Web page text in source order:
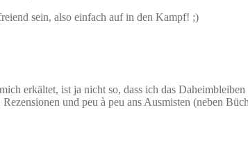
sein, also einfach auf in den Kampf! ;)
erkältet, ist ja nicht so, dass ich das
und peu à peu ans Ausmisten (neben